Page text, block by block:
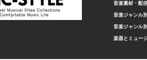
音楽素材・配
音楽ジャンル
音楽ジャンル
楽器とミュー